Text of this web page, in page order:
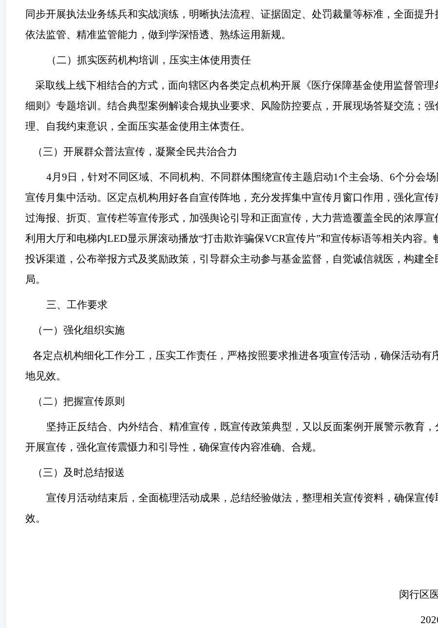
同步开展执法业务练兵和实战演练，明晰执法流程、证据固定、处罚裁量等标准，全面提升
依法监管、精准监管能力，做到学深悟透、熟练运用新规。
（二）抓实医药机构培训，压实主体使用责任
采取线上线下相结合的方式，面向辖区内各类定点机构开展《医疗保障基金使用监督管理
细则》专题培训。结合典型案例解读合规执业要求、风险防控要点，开展现场答疑交流；强
理、自我约束意识，全面压实基金使用主体责任。
（三）开展群众普法宣传，凝聚全民共治合力
4月9日，针对不同区域、不同机构、不同群体围绕宣传主题启动1个主会场、6个分会
宣传月集中活动。 区定点机构用好各自宣传阵地， 充分发挥集中宣传月窗口作用，强化宣传
过海报、折页、宣传栏等宣传形式，加强舆论引导和正面宣传 ， 大力营造覆盖全民的浓厚宣
利用大厅和电梯内LED显示屏滚动播放“打击欺诈骗保VCR宣传片”和宣传标语等相关内容。
投诉渠道，公布举报方式及奖励政策，引导群众主动参与基金监督，自觉诚信就医，构建全
局。
三、工作要求
（一）强化组织实施
各定点机构细化工作分工，压实工作责任，严格按照要求推进各项宣传活动，确保活动有
地见效。
（二）把握宣传原则
坚持正反结合、内外结合、精准宣传，既宣传政策典型，又以反面案例开展警示教育，
开展宣传，强化宣传震慑力和引导性，确保宣传内容准确、合规。
（三）及时总结报送
宣传月活动结束后，全面梳理活动成果，总结经验做法，整理相关宣传资料，确保宣传
效。
闵行区